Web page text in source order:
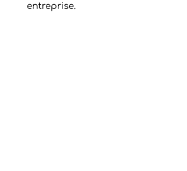
entreprise.